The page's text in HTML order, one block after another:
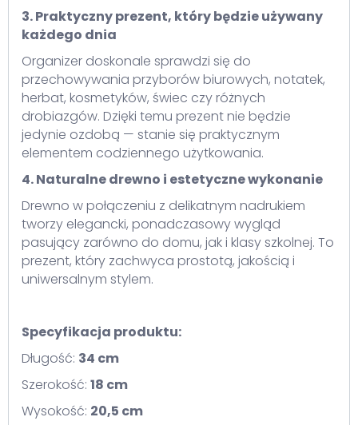
3. Praktyczny prezent, który będzie używany
każdego dnia
Organizer doskonale sprawdzi się do
przechowywania przyborów biurowych, notatek,
herbat, kosmetyków, świec czy różnych
drobiazgów. Dzięki temu prezent nie będzie
jedynie ozdobą — stanie się praktycznym
elementem codziennego użytkowania.
4. Naturalne drewno i estetyczne wykonanie
Drewno w połączeniu z delikatnym nadrukiem
tworzy elegancki, ponadczasowy wygląd
pasujący zarówno do domu, jak i klasy szkolnej. To
prezent, który zachwyca prostotą, jakością i
uniwersalnym stylem.
Specyfikacja produktu:
Długość: 34 cm
Szerokość: 18 cm
Wysokość: 20,5 cm